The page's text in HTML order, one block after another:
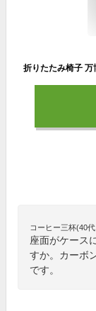
コーヒー三杯(40
座面がケース
すか。カーボ
です。